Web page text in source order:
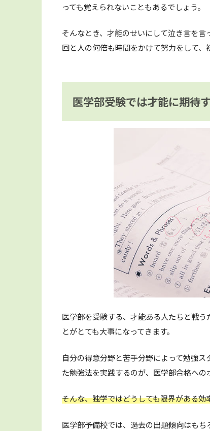
っても覚えられないこともあるでしょう。
そんなとき、才能のせいにして泣き言を
回と人の何倍も時間をかけて努力をして、
医学部受験では才能に期待
医学部を受験する、才能ある人たちと戦
とがとても大事になってきます。
自分の得意分野と苦手分野によって勉強
た勉強法を実践するのが、医学部合格への
そんな、独学ではどうしても限界がある
医学部予備校では、過去の出題傾向はも